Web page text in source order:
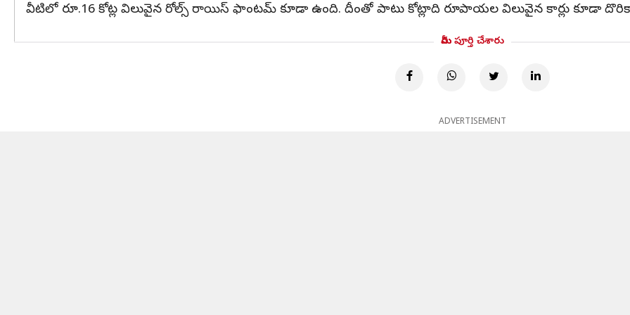
వీటిలో రూ.16 కోట్ల విలువైన రోల్స్ రాయిస్ ఫాంటమ్ కూడా ఉంది. దీంతో పాటు కోట్లాది రూపాయల విలువైన కార్లు కూడా
మీరు పూర్తి చేశారు
ADVERTISEMENT